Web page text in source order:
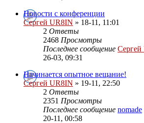
Новости с конференции
Сергей UR8IN » 18-11, 11:01
2 Ответы
2468 Просмотры
Последнее сообщение
26-03, 09:31
Начинается опытное вещание!
Сергей UR8IN » 19-11, 22:50
2 Ответы
2351 Просмотры
Последнее сообщение nomade
20-11, 00:58